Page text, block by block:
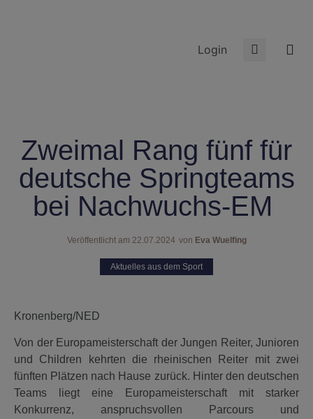
Login
Zweimal Rang fünf für
deutsche Springteams
bei Nachwuchs-EM
Veröffentlicht am 22.07.2024 von Eva Wuelfing
Aktuelles aus dem Sport
Kronenberg/NED
Von der Europameisterschaft der Jungen Reiter, Junioren
und Children kehrten die rheinischen Reiter mit zwei
fünften Plätzen nach Hause zurück. Hinter den deutschen
Teams liegt eine Europameisterschaft mit starker
Konkurrenz, anspruchsvollen Parcours und